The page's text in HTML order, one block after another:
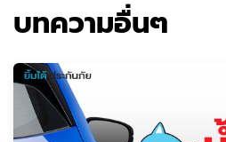
บทความอื่นๆ